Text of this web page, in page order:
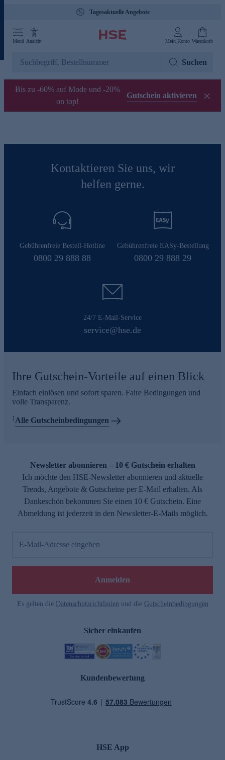
Tagesaktuelle Angebote
Menü Ansicht Mein Konto Warenkorb
Suchen
Bis zu -60% auf Mode und -20%
on top!
Gutschein aktivieren
Kontaktieren Sie uns, wir
helfen gerne.
Gebührenfreie Bestell-Hotline
0800 29 888 88
Gebührenfreie EASy-Bestellung
0800 29 888 29
24/7 E-Mail-Service
service@hse.de
Ihre Gutschein-Vorteile auf einen Blick
Einfach einlösen und sofort sparen. Faire Bedingungen und
volle Transparenz.
1Alle Gutscheinbedingungen
Newsletter abonnieren – 10 € Gutschein erhalten
Ich möchte den HSE-Newsletter abonnieren und aktuelle
Trends, Angebote & Gutscheine per E-Mail erhalten. Als
Dankeschön bekommen Sie einen 10 € Gutschein. Eine
Abmeldung ist jederzeit in den Newsletter-E-Mails möglich.
E-Mail-Adresse eingeben
Anmelden
Es gelten die Datenschutzrichtlinien und die Gutscheinbedingungen
Sicher einkaufen
Kundenbewertung
HSE App